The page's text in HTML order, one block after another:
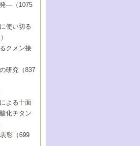
い表面現象
な展
の現状と未
り口：コン
レークスル
てみません
うに伝える
開
指した金属
展望
年記念・触
ら/創立40周
-その特徴と
究
媒調製
開
学を中心と
・銅はどん
合化
媒研究の展
の触媒
触媒
タル触媒の
探索から工
想と展開
究
い展開と応
ル―探索か
こと PartII
飛躍をめざ
設計
―（1075
使い切る
クメン接
研究（837
よる十面
化チタン
彰（699